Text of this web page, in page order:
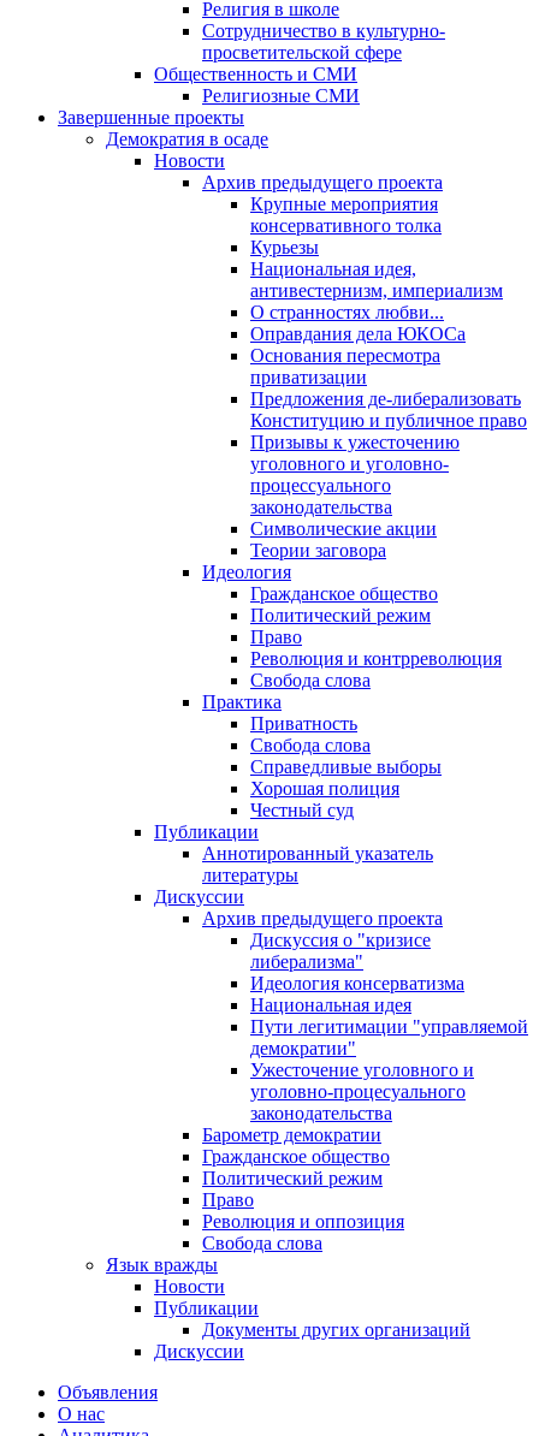
Религия в школе
Сотрудничество в культурно-
просветительской сфере
Общественность и СМИ
Религиозные СМИ
Завершенные проекты
Демократия в осаде
Новости
Архив предыдущего проекта
Крупные мероприятия
консервативного толка
Курьезы
Национальная идея,
антивестернизм, империализм
О странностях любви...
Оправдания дела ЮКОСа
Основания пересмотра
приватизации
Предложения де-либерализовать
Конституцию и публичное право
Призывы к ужесточению
уголовного и уголовно-
процессуального
законодательства
Символические акции
Теории заговора
Идеология
Гражданское общество
Политический режим
Право
Революция и контрреволюция
Свобода слова
Практика
Приватность
Свобода слова
Справедливые выборы
Хорошая полиция
Честный суд
Публикации
Аннотированный указатель
литературы
Дискуссии
Архив предыдущего проекта
Дискуссия о "кризисе
либерализма"
Идеология консерватизма
Национальная идея
Пути легитимации "управляемой
демократии"
Ужесточение уголовного и
уголовно-процесуального
законодательства
Барометр демократии
Гражданское общество
Политический режим
Право
Революция и оппозиция
Свобода слова
Язык вражды
Новости
Публикации
Документы других организаций
Дискуссии
Объявления
О нас